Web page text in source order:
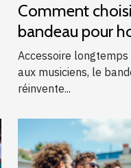
Comment
bandeau pour
?
Accessoire
aux musiciens, le
réinvente...